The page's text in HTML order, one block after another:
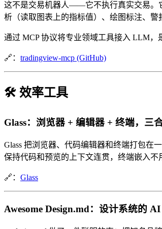
这不是交易机器人——它不执行真实交易。
析（读取图表上的指标值）、绘图标注、警
通过 MCP 协议将专业领域工具接入 LLM
🔗： tradingview-mcp (GitHub)
🛠️ 效率工具
Glass：浏览器 + 编辑器 + 终端，三
Glass 把浏览器、代码编辑器和终端打包在
保持代码和预览的上下文连贯，终端嵌入不
🔗： Glass
Awesome Design.md：设计系统的